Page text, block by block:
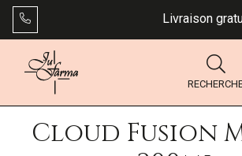
Livraison
Cloud Fusion